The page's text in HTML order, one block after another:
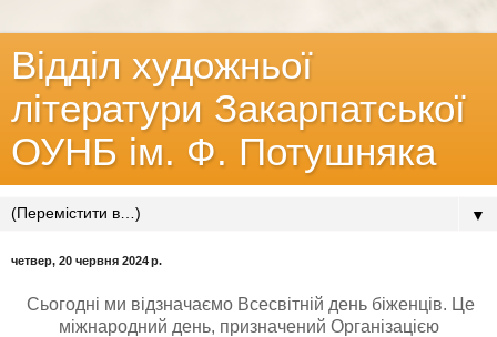
Відділ художньої
літератури Закарпатської
ОУНБ ім. Ф. Потушняка
▼
четвер, 20 червня 2024 р.
Сьогодні ми відзначаємо Всесвітній день біженців. Це
міжнародний день, призначений Організацією